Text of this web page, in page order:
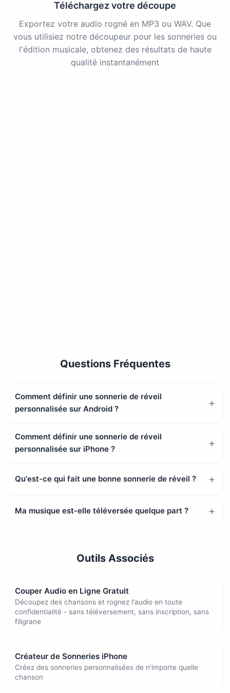
Téléchargez votre découpe
Exportez votre audio rogné en MP3 ou WAV. Que
vous utilisiez notre découpeur pour les sonneries ou
l'édition musicale, obtenez des résultats de haute
qualité instantanément
Questions Fréquentes
Comment définir une sonnerie de réveil
personnalisée sur Android ?
Comment définir une sonnerie de réveil
personnalisée sur iPhone ?
Qu'est-ce qui fait une bonne sonnerie de réveil ?
Ma musique est-elle téléversée quelque part ?
Outils Associés
Couper Audio en Ligne Gratuit
Découpez des chansons et rognez l'audio en toute
confidentialité - sans téléversement, sans inscription, sans
filigrane
Créateur de Sonneries iPhone
Créez des sonneries personnalisées de n'importe quelle
chanson